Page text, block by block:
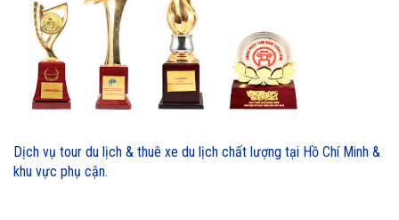
Dịch vụ tour du lịch & thuê xe du lịch chất lượng tại Hồ Chí Minh &
khu vực phụ cận.